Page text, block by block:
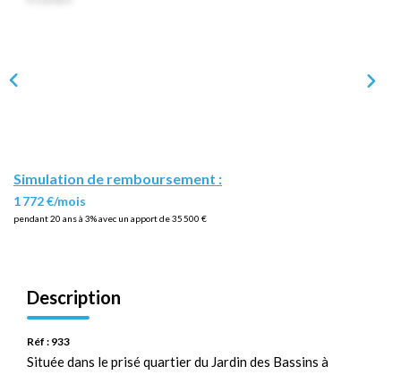
Simulation de remboursement :
1 772 €/mois
pendant 20 ans à 3% avec un apport de 35 500 €
Description
Réf : 933
Située dans le prisé quartier du Jardin des Bassins à